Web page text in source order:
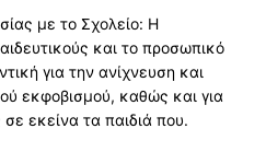
με το Σχολείο: Η
και το προσωπικό
για την ανίχνευση και
εκφοβισμού, καθώς και για
εκείνα τα παιδιά που.